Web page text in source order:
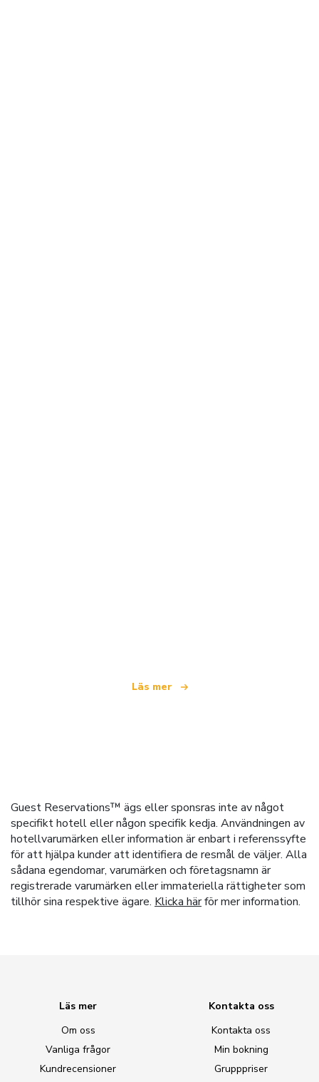
Läs mer
Guest Reservations™ ägs eller sponsras inte av något
specifikt hotell eller någon specifik kedja. Användningen av
hotellvarumärken eller information är enbart i referenssyfte
för att hjälpa kunder att identifiera de resmål de väljer. Alla
sådana egendomar, varumärken och företagsnamn är
registrerade varumärken eller immateriella rättigheter som
tillhör sina respektive ägare. Klicka härför mer information.
Läs mer
Om oss
Vanliga frågor
Kundrecensioner
Kontakta oss
Kontakta oss
Min bokning
Grupppriser